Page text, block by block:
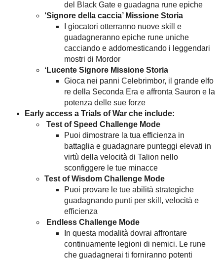
del Black Gate e guadagna rune epiche
‘Signore della caccia’ Missione Storia
I giocatori otterranno nuove skill e
guadagneranno epiche rune uniche
cacciando e addomesticando i leggendari
mostri di Mordor
‘Lucente Signore Missione Storia
Gioca nei panni Celebrimbor, il grande elfo
re della Seconda Era e affronta Sauron e la
potenza delle sue forze
Early access a Trials of War che include:
Test of Speed Challenge Mode
Puoi dimostrare la tua efficienza in
battaglia e guadagnare punteggi elevati in
virtù della velocità di Talion nello
sconfiggere le tue minacce
Test of Wisdom Challenge Mode
Puoi provare le tue abilità strategiche
guadagnando punti per skill, velocità e
efficienza
Endless Challenge Mode
In questa modalità dovrai affrontare
continuamente legioni di nemici. Le rune
che guadagnerai ti forniranno potenti